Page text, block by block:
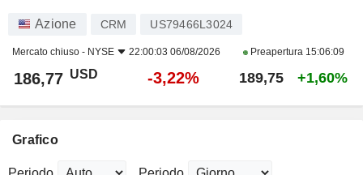
Azione CRM US79466L3024
Mercato chiuso - NYSE 22:00:03 06/08/2026 Preapertura 15:06:09
186,77 USD -3,22% 189,75 +1,60%
Grafico